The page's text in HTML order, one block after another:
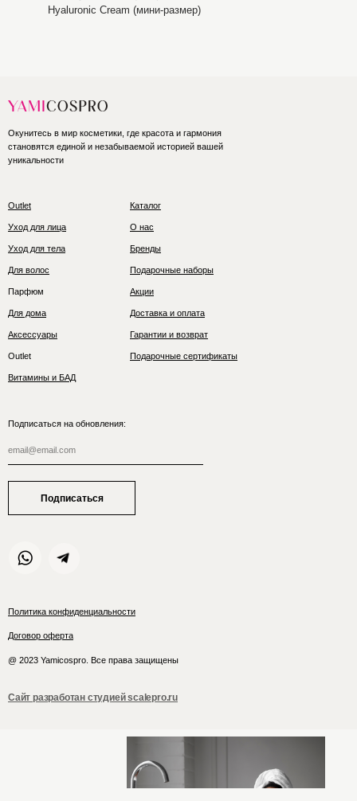
Hyaluronic Cream (мини-размер)
Outlet
Окунитесь в мир косметики, где красота и гармония
становятся единой и незабываемой историей вашей
уникальности
Политика конфиденциальности
Договор оферта
@ 2023 Yamicospro. Все права защищены
Уход для лица
Уход для тела
Для волос
Парфюм
Для дома
Аксессуары
Сайт разработан студией scalepro.ru
Outlet
Витамины и БАД
Каталог
О нас
Бренды
Подарочные наборы
Акции
Доставка и оплата
Гарантии и возврат
Подарочные сертификаты
Подписаться на обновления:
Подписаться